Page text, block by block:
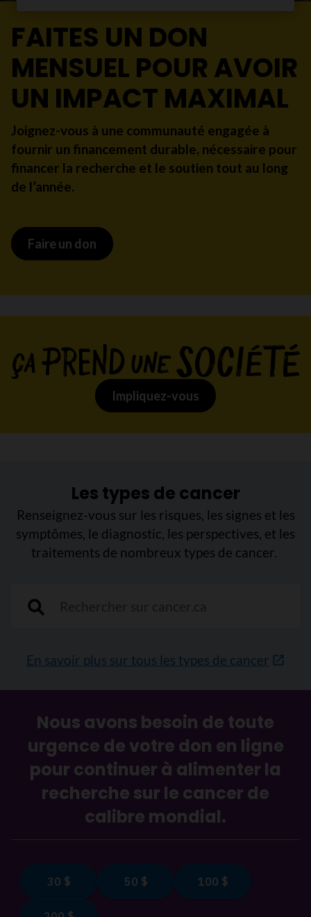
FAITES UN DON
MENSUEL POUR AVOIR
UN IMPACT MAXIMAL
Joignez-vous à une communauté engagée à
fournir un financement durable, nécessaire pour
financer la recherche et le soutien tout au long
de l’année.
Faire un don
Impliquez-vous
Les types de cancer
Renseignez-vous sur les risques, les signes et les
symptômes, le diagnostic, les perspectives, et les
traitements de nombreux types de cancer.
En savoir plus sur tous les types de cancer
Nous avons besoin de toute
urgence de votre don en ligne
pour continuer à alimenter la
recherche sur le cancer de
calibre mondial.